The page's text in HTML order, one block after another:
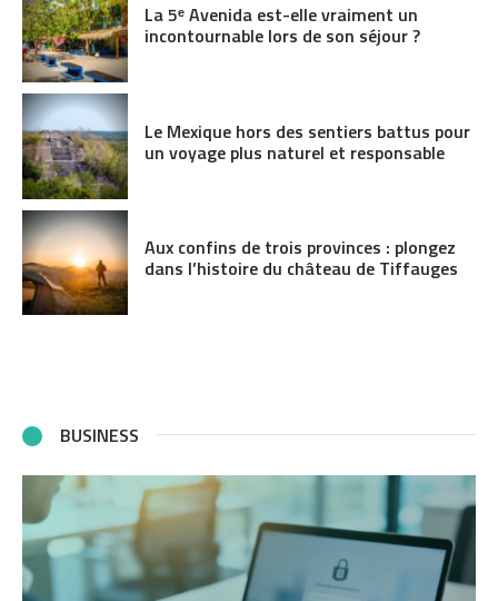
La 5ᵉ Avenida est-elle vraiment un
incontournable lors de son séjour ?
Le Mexique hors des sentiers battus pour
un voyage plus naturel et responsable
Aux confins de trois provinces : plongez
dans l’histoire du château de Tiffauges
BUSINESS